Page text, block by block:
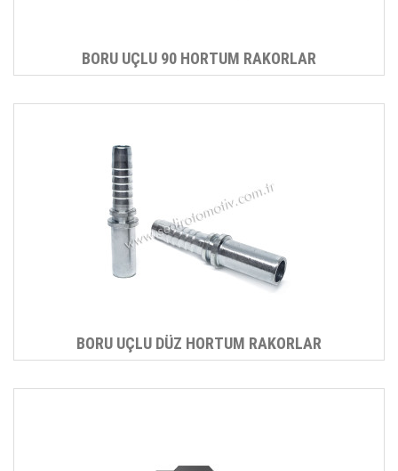
BORU UÇLU 90 HORTUM RAKORLAR
BORU UÇLU DÜZ HORTUM RAKORLAR